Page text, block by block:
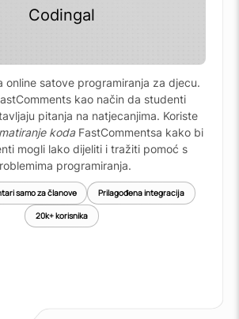
Codingal
online satove programiranja za djecu.
kao način da studenti
pitanja na natjecanjima. Koriste
kodaFastCommentsa kako bi
mogli lako dijeliti i tražiti pomoć s
programiranja.
samo za članove Prilagođena integracija
20k+ korisnika